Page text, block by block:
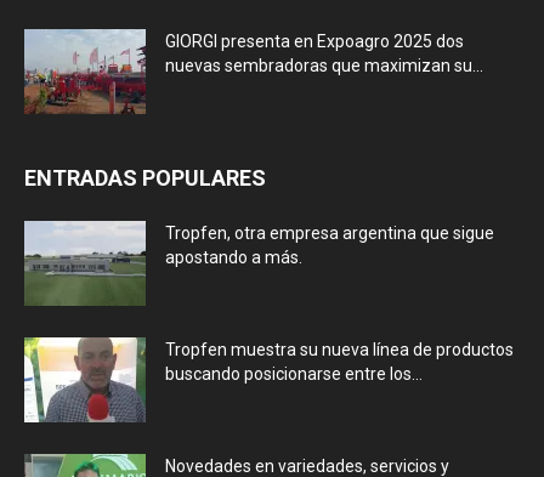
GIORGI presenta en Expoagro 2025 dos
nuevas sembradoras que maximizan su...
ENTRADAS POPULARES
Tropfen, otra empresa argentina que sigue
apostando a más.
Tropfen muestra su nueva línea de productos
buscando posicionarse entre los...
Novedades en variedades, servicios y